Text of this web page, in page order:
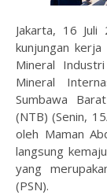
Jakarta, 16
kunjungan
Mineral
Mineral
Sumbawa
(NTB) (Senin,
oleh Maman
langsung
yang
(PSN).